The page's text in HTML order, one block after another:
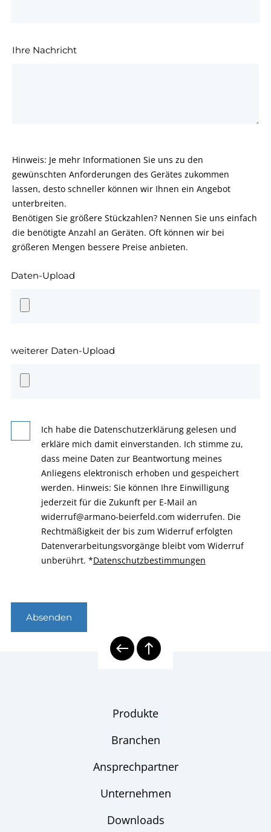
Ihre Nachricht
Hinweis: Je mehr Informationen Sie uns zu den
gewünschten Anforderungen des Gerätes zukommen
lassen, desto schneller können wir Ihnen ein Angebot
unterbreiten.
Benötigen Sie größere Stückzahlen? Nennen Sie uns einfach
die benötigte Anzahl an Geräten. Oft können wir bei
größeren Mengen bessere Preise anbieten.
Daten-Upload
weiterer Daten-Upload
Ich habe die Datenschutzerklärung gelesen und
erkläre mich damit einverstanden. Ich stimme zu,
dass meine Daten zur Beantwortung meines
Anliegens elektronisch erhoben und gespeichert
werden. Hinweis: Sie können Ihre Einwilligung
jederzeit für die Zukunft per E-Mail an
widerruf@armano-beierfeld.com widerrufen. Die
Rechtmäßigkeit der bis zum Widerruf erfolgten
Datenverarbeitungsvorgänge bleibt vom Widerruf
unberührt. *Datenschutzbestimmungen
Absenden
Produkte
Branchen
Ansprechpartner
Unternehmen
Downloads